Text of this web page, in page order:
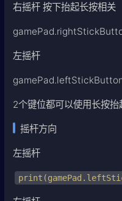
右摇杆 按下抬起长按相关
左摇杆
2个键位都可以使用长按抬
摇杆方向
左摇杆